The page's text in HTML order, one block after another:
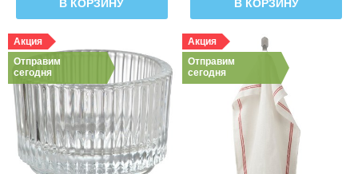
В КОРЗИНУ В КОРЗИНУ
Акция
Отправим
сегодня
Акция
Отправим
сегодня